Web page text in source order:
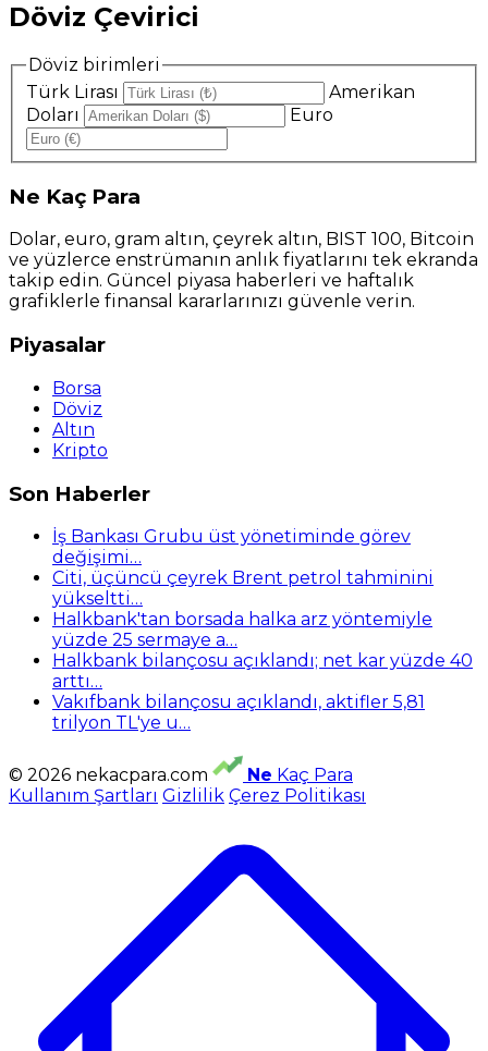
Döviz Çevirici
Döviz birimleri
Türk Lirası
Amerikan
Doları
Euro
Ne Kaç Para
Dolar, euro, gram altın, çeyrek altın, BIST 100, Bitcoin
ve yüzlerce enstrümanın anlık fiyatlarını tek ekranda
takip edin. Güncel piyasa haberleri ve haftalık
grafiklerle finansal kararlarınızı güvenle verin.
Piyasalar
Borsa
Döviz
Altın
Kripto
Son Haberler
İş Bankası Grubu üst yönetiminde görev
değişimi…
Citi, üçüncü çeyrek Brent petrol tahminini
yükseltti…
Halkbank'tan borsada halka arz yöntemiyle
yüzde 25 sermaye a…
Halkbank bilançosu açıklandı; net kar yüzde 40
arttı…
Vakıfbank bilançosu açıklandı, aktifler 5,81
trilyon TL'ye u…
© 2026 nekacpara.com Ne Kaç Para
Kullanım Şartları Gizlilik Çerez Politikası